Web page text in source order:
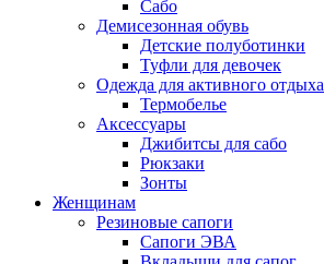
Сабо
Демисезонная обувь
Детские полуботинки
Туфли для девочек
Одежда для активного отдыха
Термобелье
Аксессуары
Джибитсы для сабо
Рюкзаки
Зонты
Женщинам
Резиновые сапоги
Cапоги ЭВА